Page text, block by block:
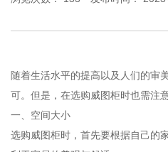
随着生活水平的提高以及人们的审
可。但是，在选购威图柜时也需注
一、空间大小
选购威图柜时，首先要根据自己的